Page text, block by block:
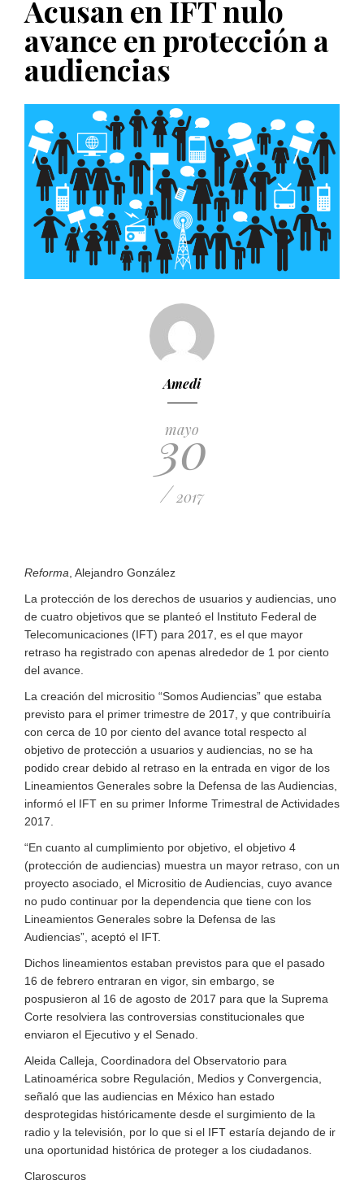
PUBLICADO EL 5 ENERO, 2023
Acusan en IFT nulo
avance en protección a
audiencias
Amedi
mayo
30
/ 2017
Reforma, Alejandro González
La protección de los derechos de usuarios y audiencias, uno
de cuatro objetivos que se planteó el Instituto Federal de
Telecomunicaciones (IFT) para 2017, es el que mayor
retraso ha registrado con apenas alrededor de 1 por ciento
del avance.
La creación del micrositio “Somos Audiencias” que estaba
previsto para el primer trimestre de 2017, y que contribuiría
con cerca de 10 por ciento del avance total respecto al
objetivo de protección a usuarios y audiencias, no se ha
podido crear debido al retraso en la entrada en vigor de los
Lineamientos Generales sobre la Defensa de las Audiencias,
informó el IFT en su primer Informe Trimestral de Actividades
2017.
“En cuanto al cumplimiento por objetivo, el objetivo 4
(protección de audiencias) muestra un mayor retraso, con un
proyecto asociado, el Micrositio de Audiencias, cuyo avance
no pudo continuar por la dependencia que tiene con los
Lineamientos Generales sobre la Defensa de las
Audiencias”, aceptó el IFT.
Dichos lineamientos estaban previstos para que el pasado
16 de febrero entraran en vigor, sin embargo, se
pospusieron al 16 de agosto de 2017 para que la Suprema
Corte resolviera las controversias constitucionales que
enviaron el Ejecutivo y el Senado.
Aleida Calleja, Coordinadora del Observatorio para
Latinoamérica sobre Regulación, Medios y Convergencia,
señaló que las audiencias en México han estado
desprotegidas históricamente desde el surgimiento de la
radio y la televisión, por lo que si el IFT estaría dejando de ir
una oportunidad histórica de proteger a los ciudadanos.
Claroscuros